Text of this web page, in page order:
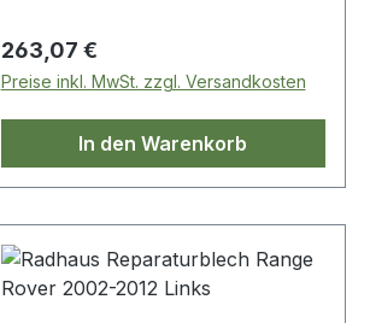
Regulärer Preis:
263,07 €
Preise inkl. MwSt. zzgl. Versandkosten
In den Warenkorb